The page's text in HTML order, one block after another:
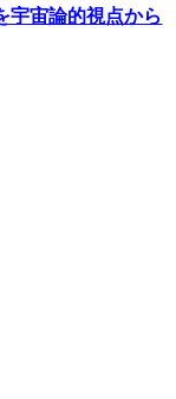
宇宙論的視点から